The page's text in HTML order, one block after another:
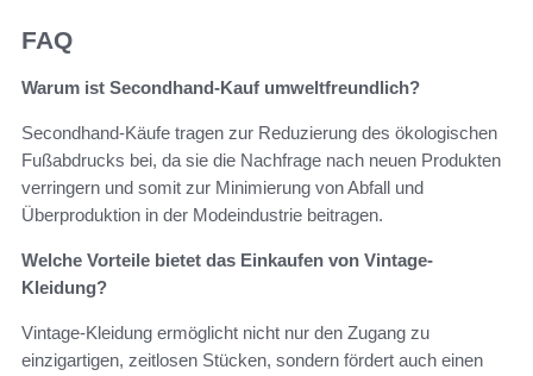
FAQ
Warum ist Secondhand-Kauf umweltfreundlich?
Secondhand-Käufe tragen zur Reduzierung des ökologischen
Fußabdrucks bei, da sie die Nachfrage nach neuen Produkten
verringern und somit zur Minimierung von Abfall und
Überproduktion in der Modeindustrie beitragen.
Welche Vorteile bietet das Einkaufen von Vintage-
Kleidung?
Vintage-Kleidung ermöglicht nicht nur den Zugang zu
einzigartigen, zeitlosen Stücken, sondern fördert auch einen